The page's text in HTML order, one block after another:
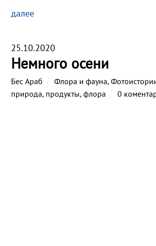
далее
25.10.2020
Немного осени
Бес Араб Флора и фауна,
природа, продукты,флора 0